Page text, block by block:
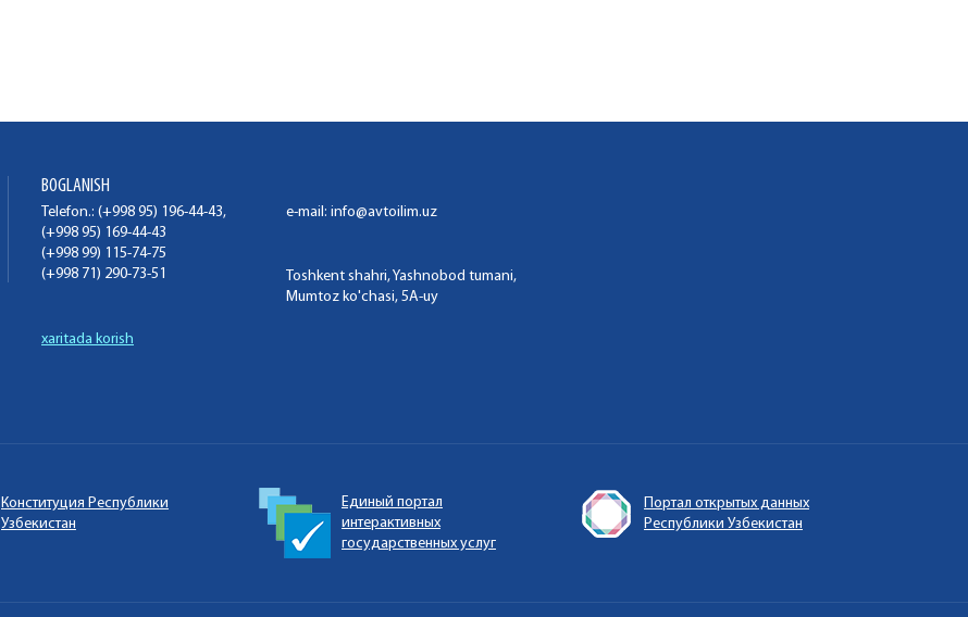
BOGLANISH
Telefon.: (+998 95) 196-44-43,
(+998 95) 169-44-43
(+998 99) 115-74-75
(+998 71) 290-73-51
e-mail: info@avtoilim.uz
Toshkent shahri, Yashnobod tumani,
Mumtoz ko'chasi, 5A-uy
xaritada korish
Конституция Республики
Узбекистан
Единый портал
интерактивных
государственных услуг
Портал открытых данных
Республики Узбекистан